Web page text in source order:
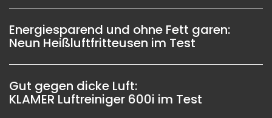
Energiesparend und ohne Fett garen:
Neun Heißluftfritteusen im Test
Gut gegen dicke Luft:
KLAMER Luftreiniger 600i im Test